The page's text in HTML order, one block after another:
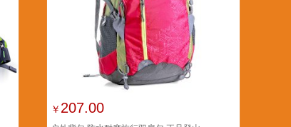
￥ 207.00